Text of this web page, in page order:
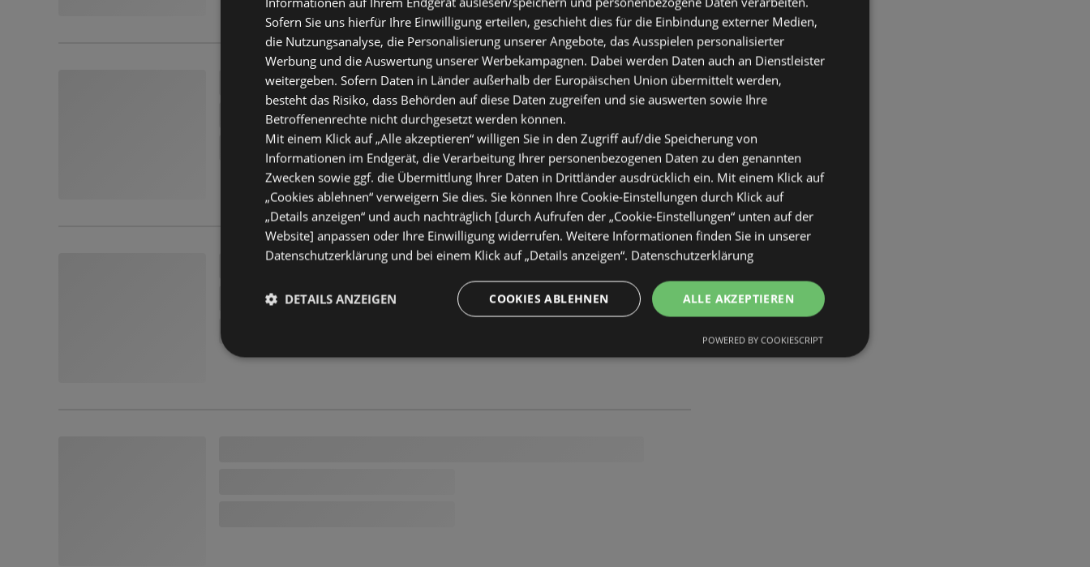
Sofern Sie uns hierfür Ihre Einwilligung erteilen, geschieht dies für die Einbindung externer Medien,
die Nutzungsanalyse, die Personalisierung unserer Angebote, das Ausspielen personalisierter
Werbung und die Auswertung unserer Werbekampagnen. Dabei werden Daten auch an Dienstleister
weitergeben. Sofern Daten in Länder außerhalb der Europäischen Union übermittelt werden,
besteht das Risiko, dass Behörden auf diese Daten zugreifen und sie auswerten sowie Ihre
Betroffenenrechte nicht durchgesetzt werden können.
Mit einem Klick auf „Alle akzeptieren“ willigen Sie in den Zugriff auf/die Speicherung von
Informationen im Endgerät, die Verarbeitung Ihrer personenbezogenen Daten zu den genannten
Zwecken sowie ggf. die Übermittlung Ihrer Daten in Drittländer ausdrücklich ein. Mit einem Klick auf
„Cookies ablehnen“ verweigern Sie dies. Sie können Ihre Cookie-Einstellungen durch Klick auf
„Details anzeigen“ und auch nachträglich [durch Aufrufen der „Cookie-Einstellungen“ unten auf der
Website] anpassen oder Ihre Einwilligung widerrufen. Weitere Informationen finden Sie in unserer
Datenschutzerklärung und bei einem Klick auf „Details anzeigen“. Datenschutzerklärung
ALLE AKZEPTIEREN
COOKIES ABLEHNEN
DETAILS ANZEIGEN
POWERED BY COOKIESCRIPT